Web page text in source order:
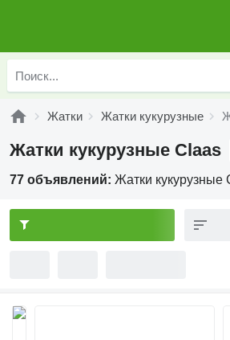
Жатки Жатки кукурузные
Жатки кукурузные Claas
77 объявлений: Жатки кукурузные